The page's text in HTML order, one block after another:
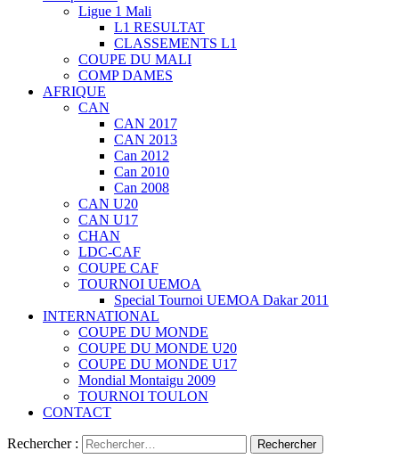
Ligue 1 Mali
L1 RESULTAT
CLASSEMENTS L1
COUPE DU MALI
COMP DAMES
AFRIQUE
CAN
CAN 2017
CAN 2013
Can 2012
Can 2010
Can 2008
CAN U20
CAN U17
CHAN
LDC-CAF
COUPE CAF
TOURNOI UEMOA
Special Tournoi UEMOA Dakar 2011
INTERNATIONAL
COUPE DU MONDE
COUPE DU MONDE U20
COUPE DU MONDE U17
Mondial Montaigu 2009
TOURNOI TOULON
CONTACT
Rechercher :